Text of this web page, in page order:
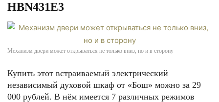
HBN431E3
Механизм двери может открываться не только вниз, но и в сторону
Купить этот встраиваемый электрический
независимый духовой шкаф от «Бош» можно за 29
000 рублей. В нём имеется 7 различных режимов